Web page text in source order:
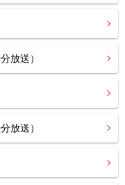
放送）
放送）